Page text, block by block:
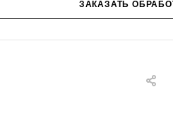
ЗАКАЗАТЬ